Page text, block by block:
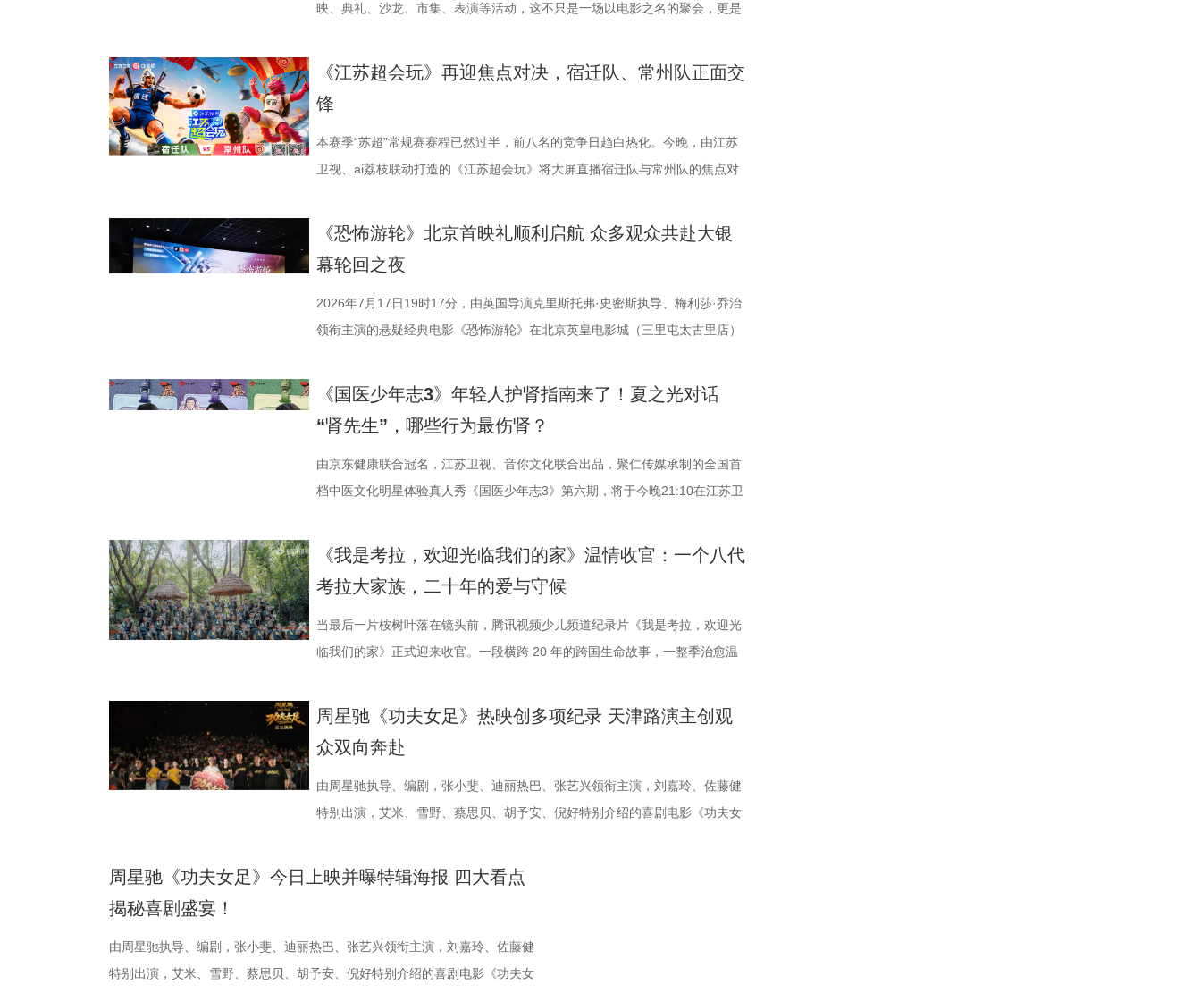
人齐聚一堂，共同见证文学与影视两大艺术形态的深度对话与跨界共振，开启
作，点亮IP改编新航向 作为本次活动的核心环节，第二届“中子星·小说月报影
《小说月报》《小说月报·大字版》《小说月报原创版》《科幻立方》四本知
名文学期刊2024年第9期至2025年第12期上刊载的480余篇小说中甄选出最具
影视改编潜力的佳作，旨在为影视行业输送优质文本，搭建文学与影视高效对
复评阶段共有18篇作品入围，涵盖短篇、中篇、科幻三大类别。经过终评评委
终评的9篇作品分别为： 活动现场，主办方为上榜作者颁发荣誉证书。榜单活
动总策划及推介人、著名编剧、导演陈宇对上榜作品进行了影视改编价值推
介。他结合市场前景与创作经验，深度剖析了每部作品的故事内核、人物塑造
引。 第二届“中子星·小说月报影视改编价值潜力榜”的圆满落幕不仅是对过往
耕优质文本，期待更多好故事从这里走向荧幕，持续为影视产业的高质量发展
注入不竭动力。 产业共振：1992造梦局开街，构筑影视文旅新地标 本次活动
的另一大亮点是1992造梦局的正式开街。作为盐城“短剧之城”建设的核心载
化”的全产业链影视生态。街区不仅拥有多种主题的实景拍摄基地，还配套了
站拍遍”的影视拍摄服务目标。 1992造梦局的开街，标志着盐城在影视文化产
业布局上迈出了坚实一步。潜力榜活动与街区载体的深度融合，将有效推动优
质文学IP在盐城落地转化，实现“内容”与“场景”的无缝对接。通过导入优质产
配套体系。 多方联动：共筑影视生态，赋能盐城文旅新篇 本次活动不仅是优
场，江苏世纪新城集团、中子星影业、百花文艺出版社共同签署了战略合作协
议，此举标志着三方将在剧本开发、IP孵化、人才培养等领域深化协同，合力
构建可持续发展的影视产业生态。 此外，一系列配套活动也同步展开，进一步
要取景地，通过影像语言展现盐城的城市魅力与人文风情。 当天下午，还举办
达观众”的主题展开深入探讨，围绕文学与影视的融合发展碰撞出思想的火
花。 随着盐城师范学院青年影视创作人才实训基地、盐城幼专校外总部实训基
映、典礼、沙龙、市集、表演等活动，这不只是一场以电影之名的聚会，更是
「观看」「典礼」「理解」「生活」「参与」五大主题活动单元，邀请每一个
连接的集体体验。 同步发布的主视觉海报与主题活动单元海报，以常熟热门徒
步路线“雄鹰线”为灵感、以“雕刻现在 飞向未来”为寓意，绚烂的湖面与斑斓的
线路相映成趣，将为观众打开一条光影与现实交织的道路，解锁影像艺术与城
湖光嘉年华下属的「观看」单元，将精选中外经典电影，为观众献上兼具艺术
深度融合常熟的自然肌理与人文底蕴，在常熟的湖光山色里搭建户外银幕，让
观众在不同的自然与文化场域中，获得前所未有的沉浸式光影体验。本次展映
影片，都将通过公益放映形式开放预约，借此让电影回归大众。 「典礼」单元
以“回望十年光影、致敬同行伙伴、开启全新未来”为主线，在表彰“拾光影人”
一个黄金时代的篇章。 每一次思想的碰撞，都将抵达梦的更深处 作为湖光嘉
年华的精神角落，「理解」单元将为观众呈现对谈系列活动。「沙龙」将以环
形交流、开放互动与轻社交形式，为不同电影爱好者提供一个全方位交流学习
打造专业电影课堂。「工作坊」将以沉浸式实践工作坊的形式，拓宽创作边
撞。 「参与」单元则将通过「光影极客限时创作赛」，面向全国遴选优质AI短
视频创作者，开展限时20小时的创作竞赛主题沙龙与作品展映，让更多人享受
“造梦”的乐趣。 梦的乐园不止光影，编织更多现实的乐趣 在电影之外，湖光嘉
活烟火气的沉浸式体验。「特色市集」结合电影元素，打造一场融合艺术灵感
律互动中点燃欢乐氛围。「全城多巴胺激活计划」则将贯穿全城开展打卡活
动，让光影之美成为点亮常熟的景色。 湖光嘉年华由中国电影产业集团股份有
限公司、常熟市人民政府主办，中影江南（苏州）电影产业有限公司、中影创
传部、常熟高新技术产业开发区、常熟文旅发展集团有限公司承办。 8月14日
《江苏超会玩》再迎焦点对决，宿迁队、常州队正面交
锋
本赛季“苏超”常规赛赛程已然过半，前八名的竞争日趋白热化。今晚，由江苏
卫视、ai荔枝联动打造的《江苏超会玩》将大屏直播宿迁队与常州队的焦点对
袂为大家带来比赛的精彩解读。目前，在积分榜上，宿迁队与常州队同积12
球队的排名位次。 大胜无锡士气高涨，宿迁主场静候强敌 “苏超”上一个比赛
日，最精彩的对决当属宿迁队客场挑战无锡队。最终，宿迁队反客为主，凭借
高驰的梅开二度，以4:2战胜无锡队，终结对手不败金身。这场胜利，让宿迁
在他看来，无锡队是综合实力很强的队伍，自己和队友只能全程依靠高强度跑
力付出。”高驰表示。 目前，在积分榜上，宿迁队与常州队、苏州队同积12
分，凭借净胜球优势暂列第三位，与排名第二的无锡队也只有2分的差距。在
本轮无锡队轮空的情况下，宿迁队若能全取三分，将让自己的排名更进一步。
对任何一个对手都要立足于拼。本赛季开始前，张玉宁曾喊出“进入前八”的口
京队、苏州队、无锡队等传统强队，这支昔日并不被看好的球队一路高歌猛
进，正不断上演“霸王归来”的“好戏”。此番坐拥主场之利，宿迁队能乘胜追
击、连奏凯歌吗？ 常州摇身一变成“常威”，全力冲击四连胜 和宿迁队一样，新
届亚军南通队，而且最近三场比赛接连战胜镇江队、盐城队、连云港队，喜提
下来常州队将迎来“魔鬼”赛程，除了宿迁队之外，将陆续迎战泰州队、徐州
队、无锡队和苏州队，稍有不慎排名或将出现大变化。对此，主教练郑小田始
终保持着很清醒的认识。“今年各个对手都很强，没有弱队，我们每一场比赛
心态，一场场打、一场场做准备。”郑小田说道。 那么，究竟是宿迁队继续捍
彩！
《恐怖游轮》北京首映礼顺利启航 众多观众共赴大银
幕轮回之夜
2026年7月17日19时17分，由英国导演克里斯托弗·史密斯执导、梅利莎·乔治
领衔主演的悬疑经典电影《恐怖游轮》在北京英皇电影城（三里屯太古里店）
被全球影迷奉为“无限循环题材鼻祖”的影片首次登陆内地大银幕。 17年经典首
精妙绝伦的叙事结构、层层递进的悬疑反转以及令人细思极恐的结局，成为无
数观众心中的烧脑神作。豆瓣评分长年保持在8.5，累计超过百万人打分，位
列豆瓣电影TOP250第191位。从论坛时代到短视频时代，从影迷圈层到大众
推演以及隐藏细节的分析至今仍层出不穷。 影片讲述了单亲母亲杰丝（梅利莎
一艘名为“埃俄罗斯”号的神秘游轮。这艘游轮早在1930年便已失踪，船上空无
一人。随处可见的血迹、神秘的指示、接踵而至的凶杀事件，将杰丝拖入一个
无法逃脱的恐怖轮回——她必须反复经历同一段噩梦，而每一次循环都隐藏着
陆内地影院。相比电脑与手机屏幕，大银幕所带来的沉浸体验将进一步放大影
一次命运轮回的开启，都将在影院里获得前所未有的震撼呈现。 沉浸式登船体
验 限定周边引爆收藏热情 首映礼当晚，英皇电影城大堂被精心还原为一片“迷
雾海面”——血色海面上的巨轮正驶向未知真相，仿佛将“埃俄罗斯”号的神秘氛
位蒙面版“杰丝”穿梭于人群之间，让现场观众仿佛置身于循环之中。 现场还为
游轮舷窗画面明信片，用手掌摁住再放开，竟在黑漆漆的舷窗中浮现另一只手
掌，似乎有人试图呼救。电影中经典的“Go to Theater（剧院等你）”镜面镜头
《国医少年志3》年轻人护肾指南来了！夏之光对话
“肾先生”，哪些行为最伤肾？
由京东健康联合冠名，江苏卫视、音你文化联合出品，聚仁传媒承制的全国首
档中医文化明星体验真人秀《国医少年志3》第六期，将于今晚21:10在江苏卫
健康、护肾课堂、健康求真等精彩内容。哪些健康误区值得警惕？又有哪些简
破解“中风谜案” “病发现场探案”再度开启，国医少年团化身“健康侦探”，从生
活环境、身体表现等线索中抽丝剥茧，还原病发真相。看似平常的生活习惯背
后，却暗藏健康危机，四人一路推理、层层分析，最终能否锁定真正病因？ 探
座”，一句“我有时候也会”瞬间把夏之光吓得连喊“快去医院”。随后，师父现场
边学边练，陈妍希却忍不住笑称：“动作越标准越好笑！” 观耳辨健康，国医少
年团开启“肾气大测评” 新师父刘兰英登场，一场趣味十足的“观耳识健康”测试
率先开启。夏之光意外获评“夯中之夯”，陈妍希、李雅娟、高卿尘也纷纷迎来
号？刘兰英师父带领国医少年团通过耳朵、指甲等细节了解身体状态，并现场
身“肾先生”代言人 什么习惯最伤肾？哪些护肾方式其实是误区？夏之光变身主
持人，与“肾先生”展开一场爆笑访谈，通过轻松有趣的情景演绎带大家重新认
《我是考拉，欢迎光临我们的家》温情收官：一个八代
考拉大家族，二十年的爱与守候
当最后一片桉树叶落在镜头前，腾讯视频少儿频道纪录片《我是考拉，欢迎光
临我们的家》正式迎来收官。一段横跨 20 年的跨国生命故事，一整季治愈温
爱的考拉、动人的保育故事与专业详实的自然科普深深打动，留下许多触动人
松弛日常 整部纪录片没有戏剧化冲突，只用纯粹纪实镜头捕捉考拉家族的松弛
生活，把独一份的“软萌治愈”送到观众眼前。我们认识了一整个性格鲜活的考
拉明星天团：自带贵公子气质、一见到桉树叶就丢掉偶像包袱的园草小叶子；
席睡眠官笑哥； 当年四处示爱、如今佛系养老的Happy； 曾经霸气护树、主
戳中全网可爱画面至今历历在目：慢吞吞啃叶子时微醺的小脸、从树上笨拙滑
落的笨拙身形、搬新家后被雌性邻居包围荷尔蒙爆棚的小叶子，还有洋葱头第
周星驰《功夫女足》热映创多项纪录 天津路演主创观
众双向奔赴
由周星驰执导、编剧，张小斐、迪丽热巴、张艺兴领衔主演，刘嘉玲、佐藤健
特别出演，艾米、雪野、蔡思贝、胡予安、倪好特别介绍的喜剧电影《功夫女
周星驰《功夫女足》今日上映并曝特辑海报 四大看点
由周星驰执导、编剧，张小斐、迪丽热巴、张艺兴领衔主演，刘嘉玲、佐藤健
特别出演，艾米、雪野、蔡思贝、胡予安、倪好特别介绍的喜剧电影《功夫女